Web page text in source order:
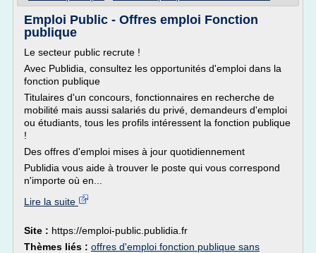
Emploi Public - Offres emploi Fonction
publique
Le secteur public recrute !
Avec Publidia, consultez les opportunités d'emploi dans la
fonction publique
Titulaires d'un concours, fonctionnaires en recherche de
mobilité mais aussi salariés du privé, demandeurs d'emploi
ou étudiants, tous les profils intéressent la fonction publique
!
Des offres d'emploi mises à jour quotidiennement
Publidia vous aide à trouver le poste qui vous correspond
n'importe où en...
Lire la suite
Site : https://emploi-public.publidia.fr
Thèmes liés : offres d'emploi fonction publique sans